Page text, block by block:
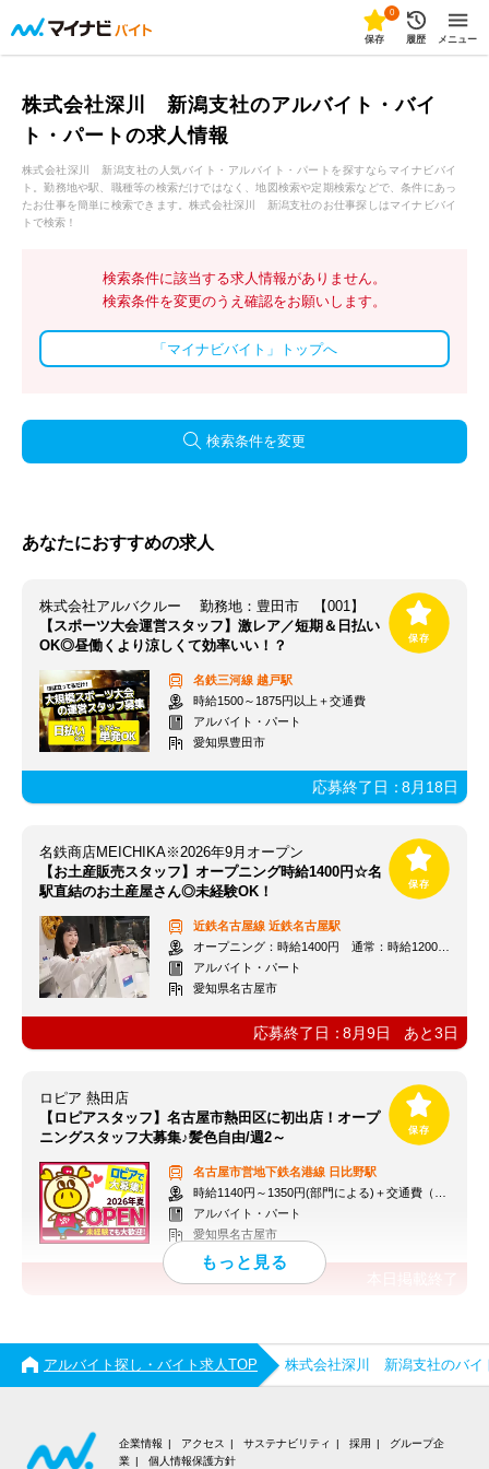
0
保存 履歴 メニュー
株式会社深川 新潟支社のアルバイト・バイ
ト・パートの求人情報
株式会社深川 新潟支社の人気バイト・アルバイト・パートを探すならマイナビバイ
ト。勤務地や駅、職種等の検索だけではなく、地図検索や定期検索などで、条件にあっ
たお仕事を簡単に検索できます。株式会社深川 新潟支社のお仕事探しはマイナビバイ
トで検索！
検索条件に該当する求人情報がありません。
検索条件を変更のうえ確認をお願いします。
「マイナビバイト」トップへ
検索条件を変更
あなたにおすすめの求人
株式会社アルバクルー 勤務地：豊田市 【001】
【スポーツ大会運営スタッフ】激レア／短期＆日払い
OK◎昼働くより涼しくて効率いい！？
名鉄三河線 越戸駅
時給1500～1875円以上＋交通費
アルバイト・パート
愛知県豊田市
応募終了日：8月18日
名鉄商店MEICHIKA※2026年9月オープン
【お土産販売スタッフ】オープニング時給1400円☆名
駅直結のお土産屋さん◎未経験OK！
近鉄名古屋線 近鉄名古屋駅
オープニング：時給1400円 通常：時給1200円～＋交通費全額支給
アルバイト・パート
愛知県名古屋市
応募終了日：8月9日 あと3日
ロピア 熱田店
【ロピアスタッフ】名古屋市熱田区に初出店！オープ
ニングスタッフ大募集♪髪色自由/週2～
名古屋市営地下鉄名港線 日比野駅
時給1140円～1350円(部門による)＋交通費（社内規定）
アルバイト・パート
愛知県名古屋市
アルバイト探し・バイト求人TOP 株式会社深川 新潟支社のバイ
企業情報 アクセス サステナビリティ 採用
グループ企
業
個人情報保護方針